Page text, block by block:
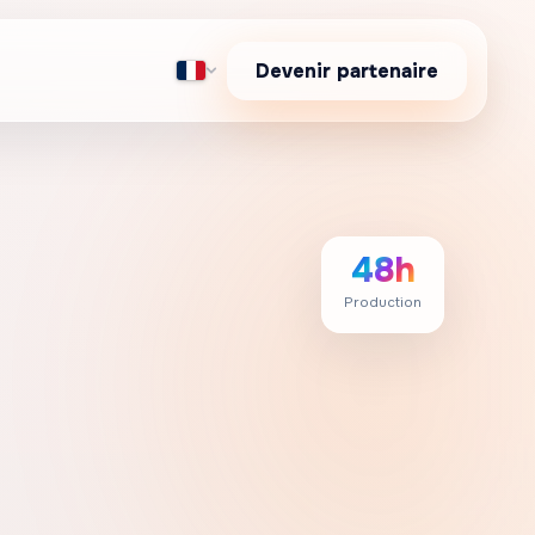
Devenir partenaire
48h
Production